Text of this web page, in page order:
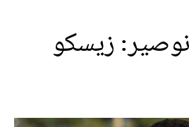
زيسكو